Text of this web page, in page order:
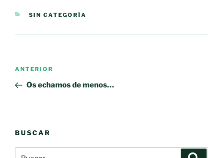
CATEGORÍAS
SIN CATEGORÍA
Navegación
entradas
Entrada
anterior:
ANTERIOR
Os echamos de menos…
BUSCAR